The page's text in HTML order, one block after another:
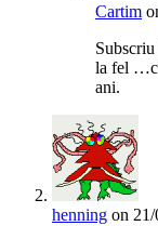
Cartim
la fel
ani.
henning on